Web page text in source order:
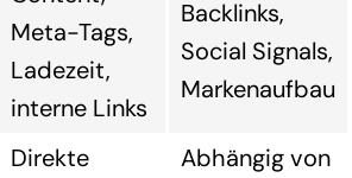
Meta-Tags,
Ladezeit,
interne Links
Backlinks,
Social Signals,
Markenaufbau
Direkte
Abhängig von